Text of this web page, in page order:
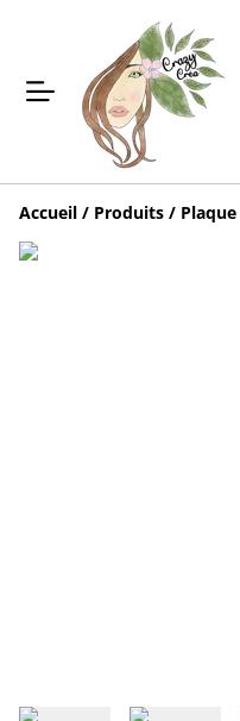
Accueil / Produits / Plaque